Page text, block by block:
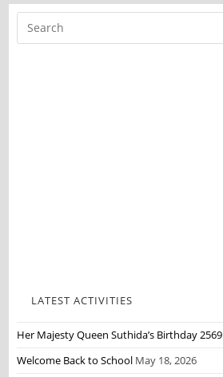
LATEST ACTIVITIES
Her Majesty Queen Suthida’s Birthday 2569
Welcome Back to School May 18, 2026